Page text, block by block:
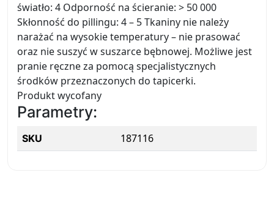
światło: 4 Odporność na ścieranie: > 50 000
Skłonność do pillingu: 4 – 5 Tkaniny nie należy
narażać na wysokie temperatury – nie prasować
oraz nie suszyć w suszarce bębnowej. Możliwe jest
pranie ręczne za pomocą specjalistycznych
środków przeznaczonych do tapicerki.
Produkt wycofany
Parametry:
SKU 187116